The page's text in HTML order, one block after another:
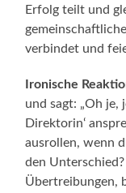
Erfolg teilt und
verbindet und
Ironische
und sagt: „Oh je,
Direktorin‘
ausrollen, wenn
den
Übertreibungen,